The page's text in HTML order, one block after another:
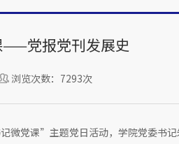
——党报党刊发展史
浏览次数：7293次
微党课”主题党日活动，学院党委书